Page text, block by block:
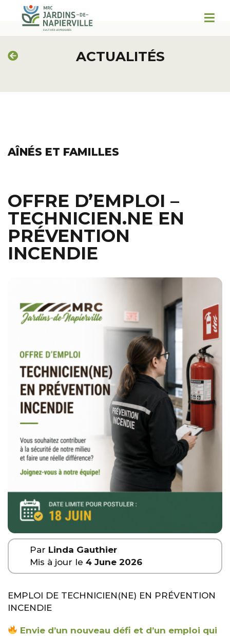
ACTUALITÉS
AÎNÉS ET FAMILLES
OFFRE D’EMPLOI –
TECHNICIEN.NE EN
PRÉVENTION
INCENDIE
Par Linda Gauthier
Mis à jour le 4 June 2026
EMPLOI DE TECHNICIEN(NE) EN PRÉVENTION
INCENDIE
Envie d’un nouveau défi et d’un emploi qui